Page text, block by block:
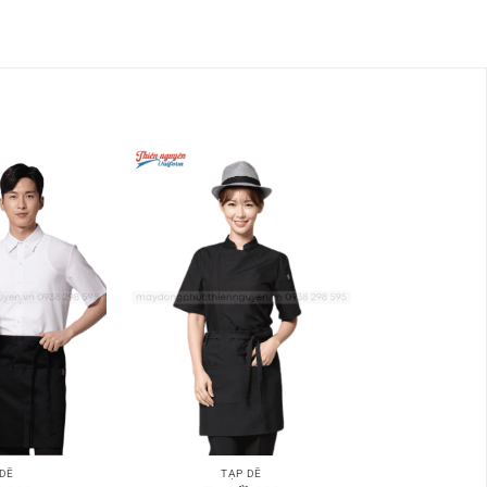
TẠP DỀ